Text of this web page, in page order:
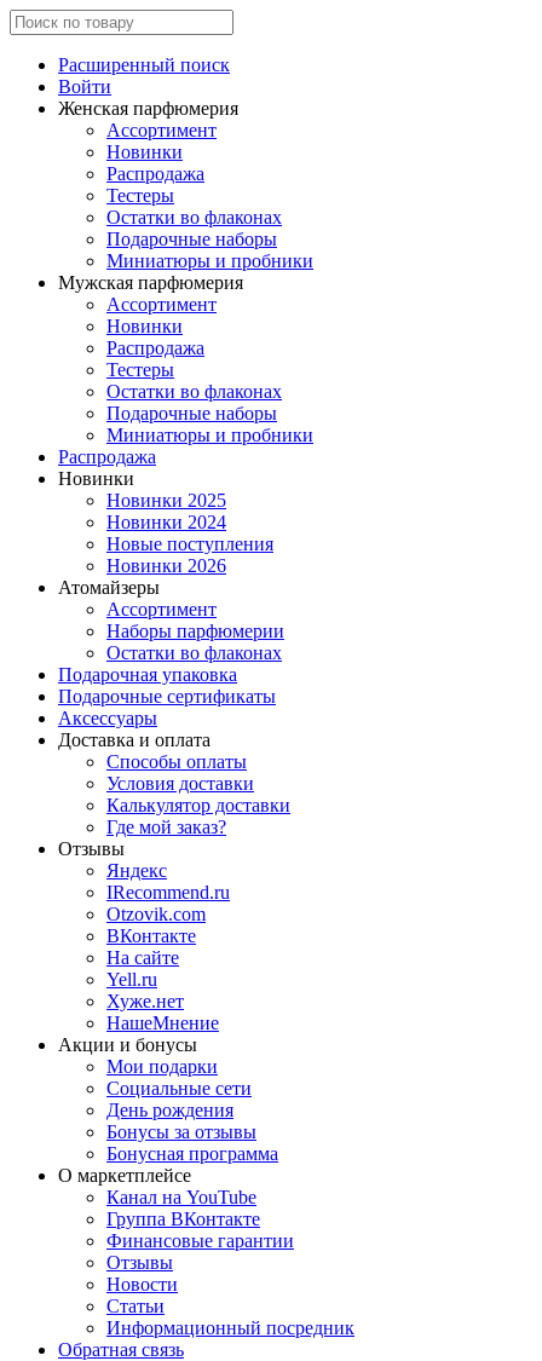
Расширенный поиск
Войти
Женская парфюмерия
Ассортимент
Новинки
Распродажа
Тестеры
Остатки во флаконах
Подарочные наборы
Миниатюры и пробники
Мужская парфюмерия
Ассортимент
Новинки
Распродажа
Тестеры
Остатки во флаконах
Подарочные наборы
Миниатюры и пробники
Распродажа
Новинки
Новинки 2025
Новинки 2024
Новые поступления
Новинки 2026
Атомайзеры
Ассортимент
Наборы парфюмерии
Остатки во флаконах
Подарочная упаковка
Подарочные сертификаты
Аксессуары
Доставка и оплата
Способы оплаты
Условия доставки
Калькулятор доставки
Где мой заказ?
Отзывы
Яндекс
IRecommend.ru
Otzovik.com
ВКонтакте
На сайте
Yell.ru
Хуже.нет
НашеМнение
Акции и бонусы
Мои подарки
Социальные сети
День рождения
Бонусы за отзывы
Бонусная программа
О маркетплейсе
Канал на YouTube
Группа ВКонтакте
Финансовые гарантии
Отзывы
Новости
Статьи
Информационный посредник
Обратная связь